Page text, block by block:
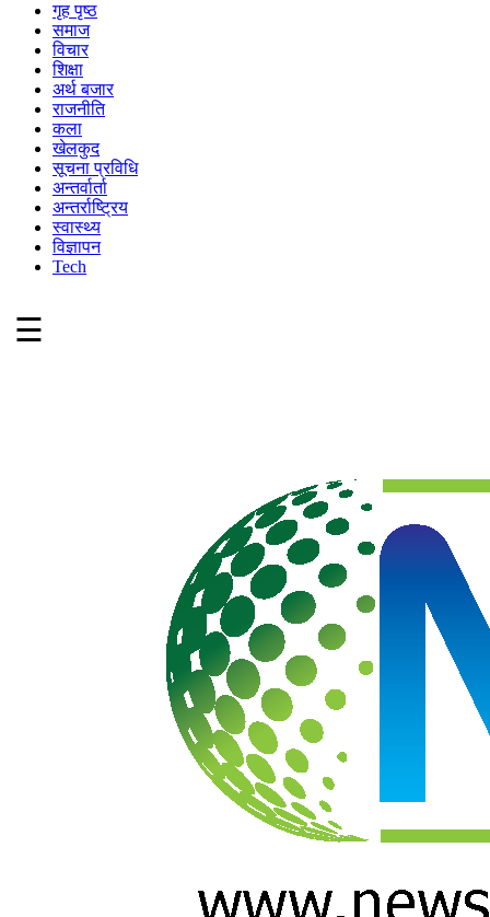
गृह पृष्ठ
समाज
विचार
शिक्षा
अर्थ बजार
राजनीति
कला
खेलकुद
सूचना प्रविधि
अन्तर्वार्ता
अन्तर्राष्ट्रिय
स्वास्थ्य
विज्ञापन
Tech
☰